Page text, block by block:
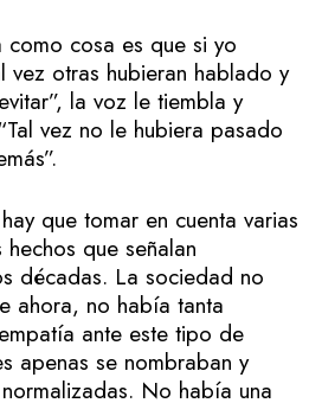
cosa es que si yo
vez otras hubieran hablado y
la voz le tiembla y
vez no le hubiera pasado
que tomar en cuenta varias
que señalan
décadas. La sociedad no
ahora, no había tanta
ante este tipo de
apenas se nombraban y
No había una